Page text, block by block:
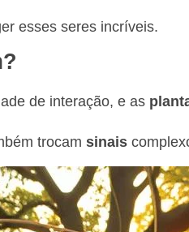
esses seres incríveis.
de interação, e as
trocam sinais